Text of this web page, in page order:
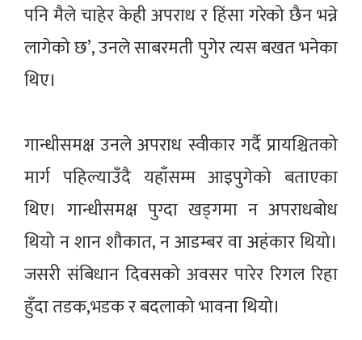
पनि मैले चाहेर केही अपराध र हिंसा गरेको छैन भन्ने
लागेको छ’, उनले साबरमती पुगेर त्यस बखत भनेका
थिए।
गान्धीसमक्ष उनले अपराध स्वीकार गर्दै प्रायश्चितको
मार्ग पहिल्याउँदै यहाँसम्म आइपुगेको बताएका
थिए। गान्धीसमक्ष पुग्दा खड्गमा न अपराधबोध
थियो न शान शौकात, न आडम्बर वा अहंकार थियो।
जसरी संबिधान दिवसको अवसर पारेर रिगल रिहा
हुँदा तडक,भडक र बदलाको भावना थियो।